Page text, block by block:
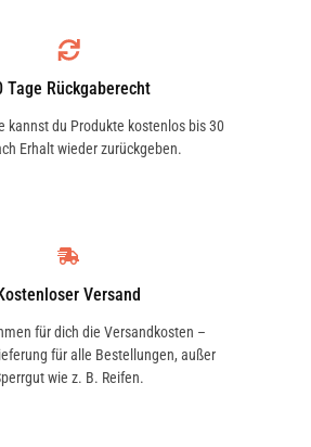
Tage Rückgaberecht
kannst du Produkte kostenlos bis 30
Erhalt wieder zurückgeben.
Versand
für dich die Versandkosten –
für alle Bestellungen, außer
wie z. B. Reifen.